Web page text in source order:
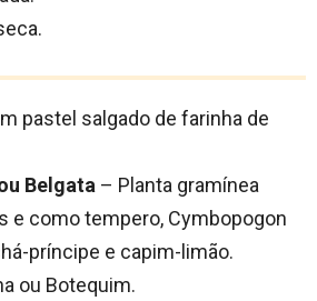
pastel salgado de farinha de
Belgata – Planta gramínea
e como tempero, Cymbopogon
príncipe e capim-limão.
ou Botequim.